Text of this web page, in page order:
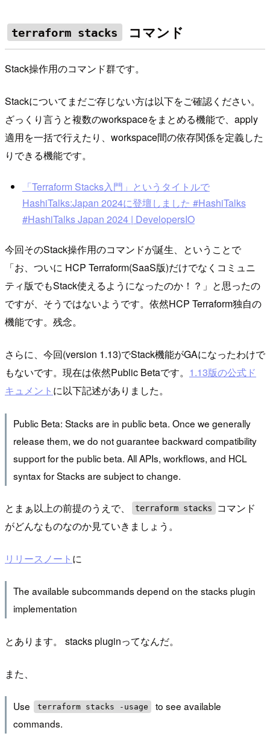
terraform stacks コマンド
Stack操作用のコマンド群です。
Stackについてまだご存じない方は以下をご確認ください。
ざっくり言うと複数のworkspaceをまとめる機能で、apply
適用を一括で行えたり、workspace間の依存関係を定義した
りできる機能です。
「Terraform Stacks入門」というタイトルで
HashiTalks:Japan 2024に登壇しました #HashiTalks
#HashiTalks Japan 2024 | DevelopersIO
今回そのStack操作用のコマンドが誕生、ということで
「お、ついに HCP Terraform(SaaS版)だけでなくコミュニ
ティ版でもStack使えるようになったのか！？」と思ったの
ですが、そうではないようです。依然HCP Terraform独自の
機能です。残念。
さらに、今回(version 1.13)でStack機能がGAになったわけで
もないです。現在は依然Public Betaです。 1.13版の公式ド
キュメント に以下記述がありました。
Public Beta: Stacks are in public beta. Once we generally
release them, we do not guarantee backward compatibility
support for the public beta. All APIs, workflows, and HCL
syntax for Stacks are subject to change.
とまぁ以上の前提のうえで、 terraform stacks
コマンド
がどんなものなのか見ていきましょう。
リリースノート に
The available subcommands depend on the stacks plugin
implementation
とあります。 stacks pluginってなんだ。
また、
Use terraform stacks -usage
to see available
commands.